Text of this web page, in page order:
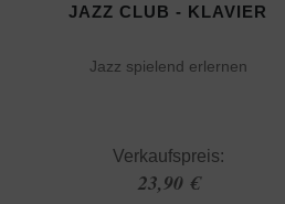
JAZZ CLUB - KLAVIER
Jazz spielend erlernen
Verkaufspreis:
23,90 €